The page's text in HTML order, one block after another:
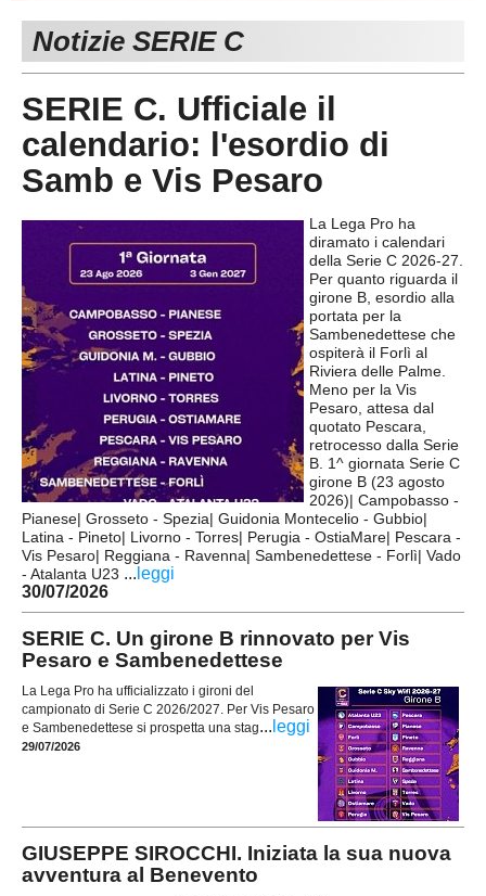
PESARO URBINO
Carica la tua Rosa
PROMOZIONE
1^ CATEGORIA
2^ CATEGORIA
3^ CATEGORIA
DIRETTA
Notizie SERIE C
SERIE C. Ufficiale il
calendario: l'esordio di
Samb e Vis Pesaro
La Lega Pro ha
diramato i calendari
della Serie C 2026-27.
Per quanto riguarda il
girone B, esordio alla
portata per la
Sambenedettese che
ospiterà il Forlì al
Riviera delle Palme.
Meno per la Vis
Pesaro, attesa dal
quotato Pescara,
retrocesso dalla Serie
B. 1^ giornata Serie C
girone B (23 agosto
2026)| Campobasso -
Pianese| Grosseto - Spezia| Guidonia Montecelio - Gubbio|
Latina - Pineto| Livorno - Torres| Perugia - OstiaMare| Pescara -
Vis Pesaro| Reggiana - Ravenna| Sambenedettese - Forlì| Vado
- Atalanta U23 ... leggi
30/07/2026
SERIE C. Un girone B rinnovato per Vis
Pesaro e Sambenedettese
La Lega Pro ha ufficializzato i gironi del
campionato di Serie C 2026/2027. Per Vis Pesaro
e Sambenedettese si prospetta una stag... leggi
29/07/2026
GIUSEPPE SIROCCHI. Iniziata la sua nuova
avventura al Benevento